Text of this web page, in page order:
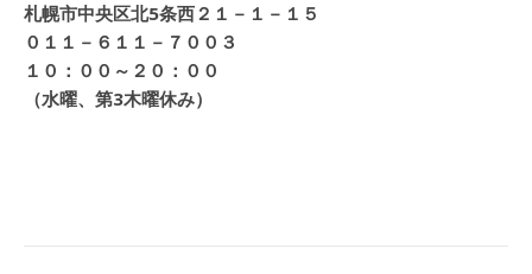
札幌市中央区北5条西２１－１－１５
０１１－６１１－７００３
１０：００～２０：００
（水曜、第3木曜休み）